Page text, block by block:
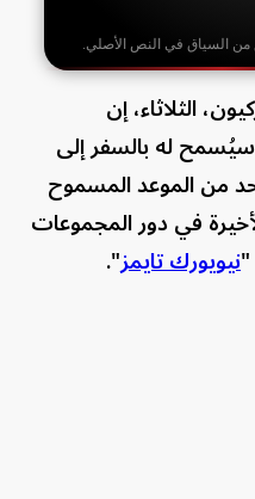
السياق في النص الأصلي.
الثلاثاء، إن
سيُسمح له بالسفر إلى
من الموعد المسموح
في دور المجموعات
"نيويورك تايمز".